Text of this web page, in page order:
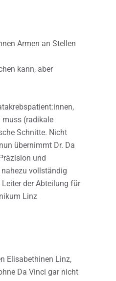
Armen an Stellen
kann, aber
muss (radikale
Schnitte. Nicht
übernimmt Dr. Da
und
vollständig
der Abteilung für
Linz
Elisabethinen Linz,
Da Vinci gar nicht